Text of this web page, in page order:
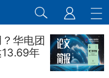
华电团
年